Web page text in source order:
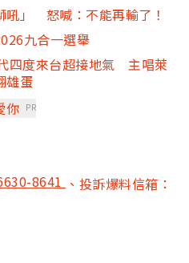
吼」 怒喊：不能再輸了！
九合一選舉
四度來台超接地氣 主唱萊
雄蛋
你 PR
8641 、投訴爆料信箱：